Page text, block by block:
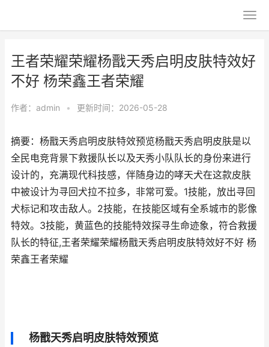
王者荣耀荣耀杨戬天秀启明皮肤特效好
不好 杨荣鑫王者荣耀
作者： admin • 更新时间：2026-05-28
摘要：杨戬天秀启明皮肤特效预览杨戬天秀启明皮肤是以
全民电竞背景下救援队长以及天秀小队队长的身份来进行
设计的，充满现代科技感，伴随身边的哮天犬在这款皮肤
中被设计为寻回犬拉不拉多，非常可爱。1技能，放出寻回
犬标记和攻击敌人。2技能，在技能区域有全系城市的影像
特效。3技能，黄蓝色的技能特效探寻生命迹象，符合救援
队长的特征,王者荣耀荣耀杨戬天秀启明皮肤特效好不好 杨
荣鑫王者荣耀
杨戬天秀启明皮肤特效预览